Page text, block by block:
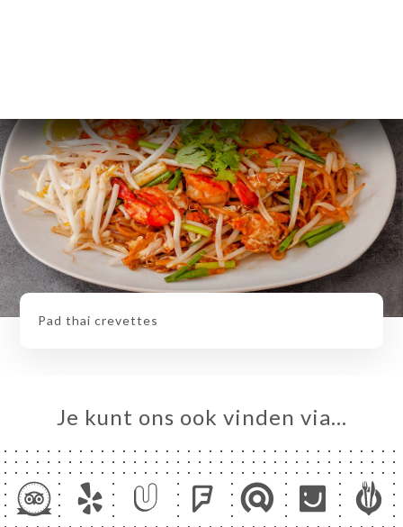
Pad thai crevettes
Je kunt ons ook vinden via…